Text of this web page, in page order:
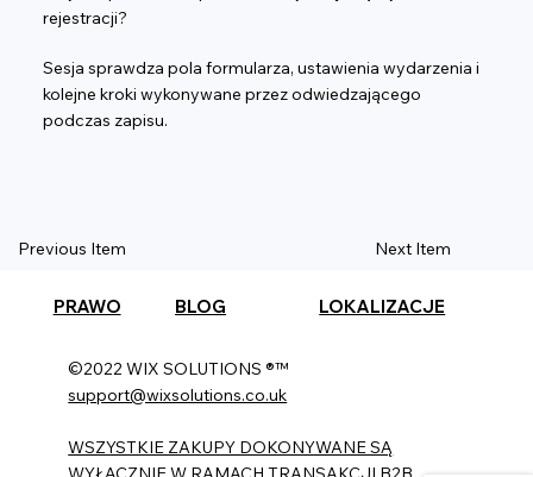
rejestracji?
Sesja sprawdza pola formularza, ustawienia wydarzenia i
kolejne kroki wykonywane przez odwiedzającego
podczas zapisu.
Previous Item Next Item
PRAWO BLOG LOKALIZACJE
©2022 WIX SOLUTIONS ®™
support@wixsolutions.co.uk
WSZYSTKIE ZAKUPY DOKONYWANE SĄ